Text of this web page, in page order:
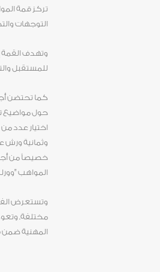
تركز قمة
التوجهات
وتهدف القمة
للمستقبل
حول مواضيع
وثمانية ورش
خصيصاً من أجل
المواهب
مختلفة.
المهنية ضمن